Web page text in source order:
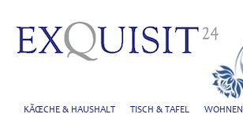
KÃŒCHE & HAUSHALT TISCH & TAFEL